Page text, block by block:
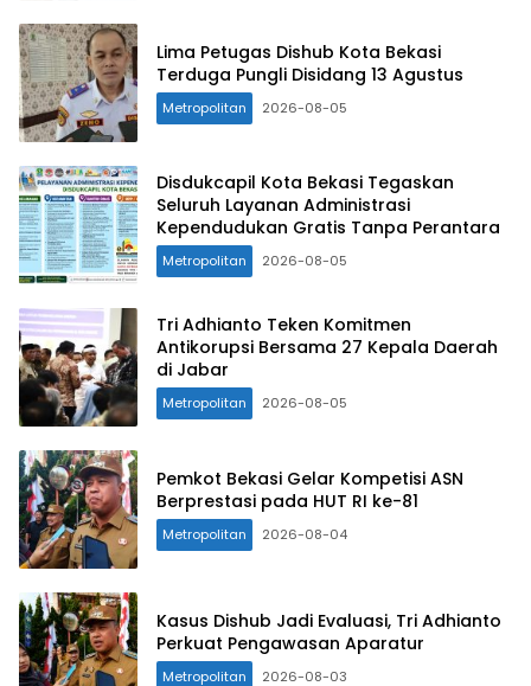
Lima Petugas Dishub Kota Bekasi
Terduga Pungli Disidang 13 Agustus
Metropolitan 2026-08-05
Disdukcapil Kota Bekasi Tegaskan
Seluruh Layanan Administrasi
Kependudukan Gratis Tanpa Perantara
Metropolitan 2026-08-05
Tri Adhianto Teken Komitmen
Antikorupsi Bersama 27 Kepala Daerah
di Jabar
Metropolitan 2026-08-05
Pemkot Bekasi Gelar Kompetisi ASN
Berprestasi pada HUT RI ke-81
Metropolitan 2026-08-04
Kasus Dishub Jadi Evaluasi, Tri Adhianto
Perkuat Pengawasan Aparatur
Metropolitan 2026-08-03